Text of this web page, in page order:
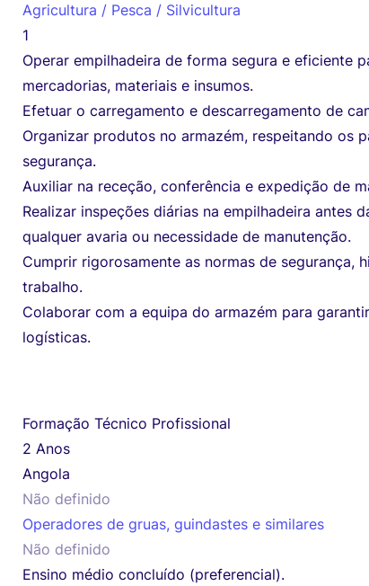
Agricultura / Pesca / Silvicultura
1
Operar empilhadeira de forma segura e eficiente
mercadorias, materiais e insumos.
Efetuar o carregamento e descarregamento de
Organizar produtos no armazém, respeitando os
segurança.
Auxiliar na receção, conferência e expedição de
Realizar inspeções diárias na empilhadeira antes
qualquer avaria ou necessidade de manutenção.
Cumprir rigorosamente as normas de segurança,
trabalho.
Colaborar com a equipa do armazém para
logísticas.
Formação Técnico Profissional
2 Anos
Angola
Não definido
Operadores de gruas, guindastes e similares
Não definido
Ensino médio concluído (preferencial).